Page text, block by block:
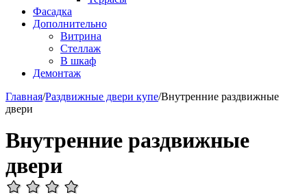
Фасадка
Дополнительно
Витрина
Стеллаж
В шкаф
Демонтаж
Главная/Раздвижные двери купе/Внутренние раздвижные
двери
Внутренние раздвижные
двери